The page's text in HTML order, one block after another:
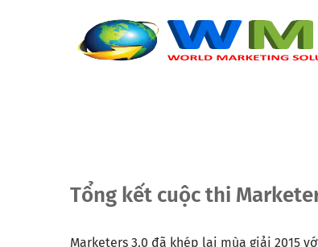
Tổng kết cuộc thi
Marketers 3.0 đã khép lại mùa giải 2015